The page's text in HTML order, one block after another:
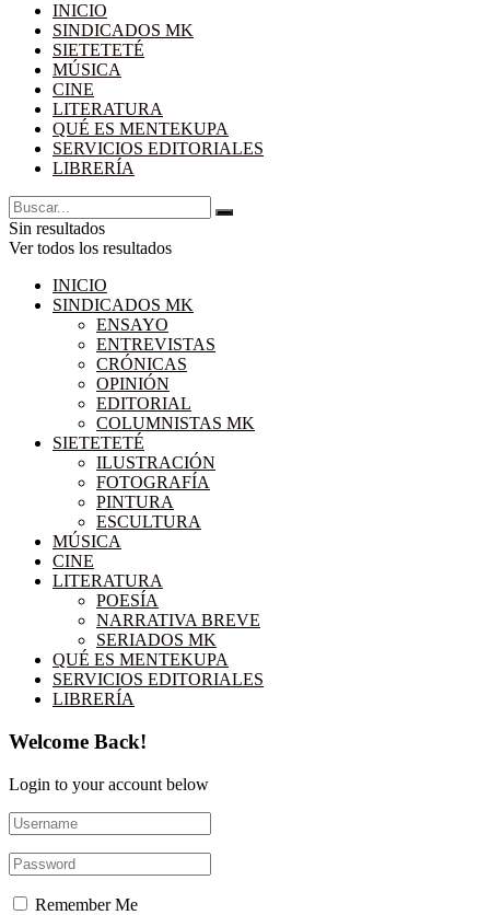
INICIO
SINDICADOS MK
SIETETETÉ
MÚSICA
CINE
LITERATURA
QUÉ ES MENTEKUPA
SERVICIOS EDITORIALES
LIBRERÍA
Sin resultados
Ver todos los resultados
INICIO
SINDICADOS MK
ENSAYO
ENTREVISTAS
CRÓNICAS
OPINIÓN
EDITORIAL
COLUMNISTAS MK
SIETETETÉ
ILUSTRACIÓN
FOTOGRAFÍA
PINTURA
ESCULTURA
MÚSICA
CINE
LITERATURA
POESÍA
NARRATIVA BREVE
SERIADOS MK
QUÉ ES MENTEKUPA
SERVICIOS EDITORIALES
LIBRERÍA
Welcome Back!
Login to your account below
Remember Me